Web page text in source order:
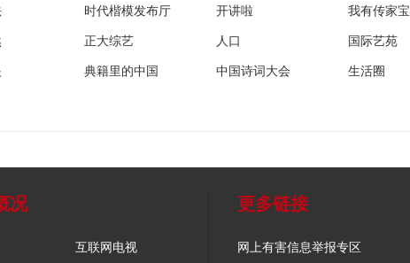
时代楷模发布厅 开讲啦 我有传家宝
正大综艺 人口 国际艺苑
典籍里的中国 中国诗词大会 生活圈
况
互联网电视
更多链接
网上有害信息举报专区